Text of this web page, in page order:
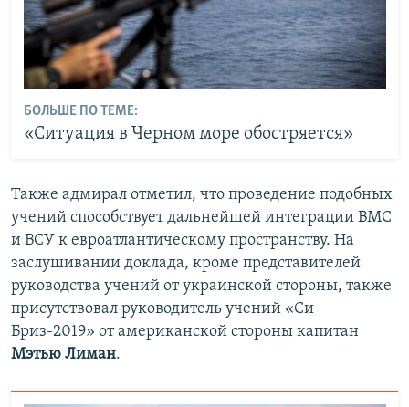
БОЛЬШЕ ПО ТЕМЕ:
«Ситуация в Черном море обостряется»
Также адмирал отметил, что проведение подобных
учений способствует дальнейшей интеграции ВМС
и ВСУ к евроатлантическому пространству. На
заслушивании доклада, кроме представителей
руководства учений от украинской стороны, также
присутствовал руководитель учений «Си
Бриз-2019» от американской стороны капитан
Мэтью Лиман.